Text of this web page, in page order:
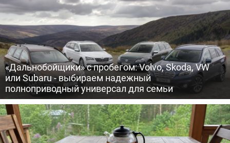
«Дальнобойщики» с пробегом: Volvo, Skoda, VW
или Subaru - выбираем надежный
полноприводный универсал для семьи